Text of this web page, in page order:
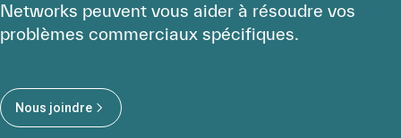
Networks peuvent vous aider à résoudre vos
problèmes commerciaux spécifiques.
Nous joindre